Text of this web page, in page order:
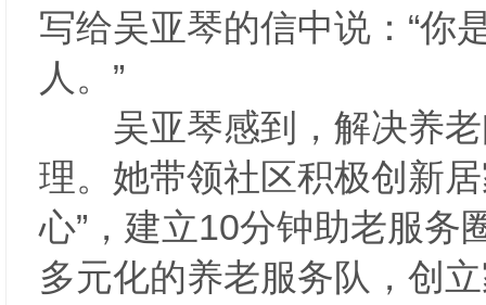
写给吴亚琴的信中说：“你
人。”
吴亚琴感到，解决养老
理。她带领社区积极创新
心”，建立10分钟助老服务
多元化的养老服务队，创